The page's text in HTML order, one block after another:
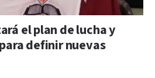
el plan de lucha y
definir nuevas